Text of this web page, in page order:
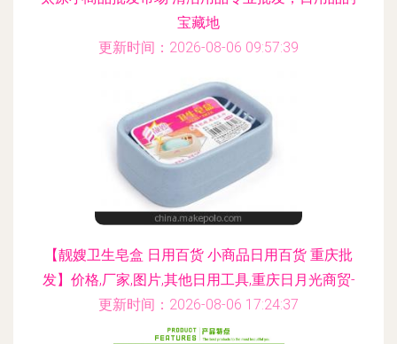
宝藏地
更新时间：2026-08-06 09:57:39
【靓嫂卫生皂盒 日用百货 小商品日用百货 重庆批
发】价格,厂家,图片,其他日用工具,重庆日月光商贸-
更新时间：2026-08-06 17:24:37